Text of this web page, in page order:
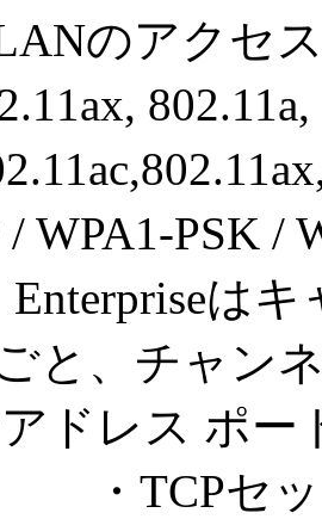
のアクセ
/ WPA1-PSK /
Enterpriseは
と、チャン
アドレス ポ
・TCPセ